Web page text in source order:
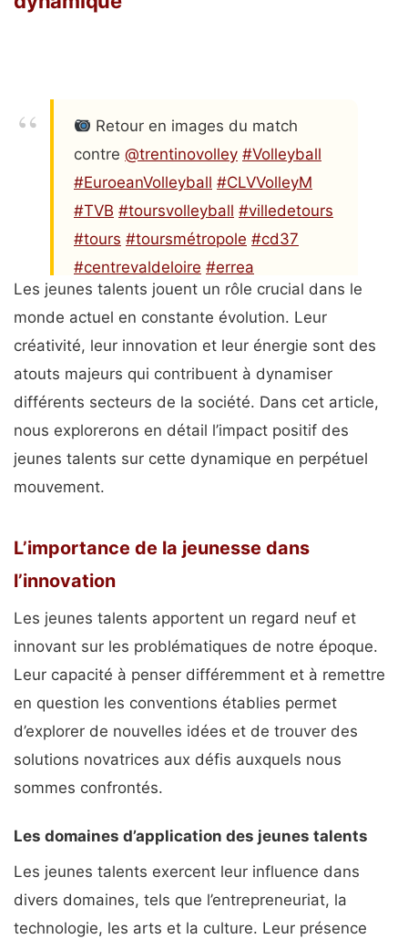
Retour en images du match
contre @trentinovolley #Volleyball
#EuroeanVolleyball #CLVVolleyM
#TVB #toursvolleyball #villedetours
#tours #toursmétropole #cd37
#centrevaldeloire #errea
pic.twitter.com/DyoT0bvbQg
— Tours Volley Ball
(@ToursVolleyBall)November 30,
2023
Les jeunes talents jouent un rôle crucial dans le
monde actuel en constante évolution. Leur
créativité, leur innovation et leur énergie sont des
atouts majeurs qui contribuent à dynamiser
différents secteurs de la société. Dans cet article,
nous explorerons en détail l’impact positif des
jeunes talents sur cette dynamique en perpétuel
mouvement.
L’importance de la jeunesse dans
l’innovation
Les jeunes talents apportent un regard neuf et
innovant sur les problématiques de notre époque.
Leur capacité à penser différemment et à remettre
en question les conventions établies permet
d’explorer de nouvelles idées et de trouver des
solutions novatrices aux défis auxquels nous
sommes confrontés.
Les domaines d’application des jeunes talents
Les jeunes talents exercent leur influence dans
divers domaines, tels que l’entrepreneuriat, la
technologie, les arts et la culture. Leur présence